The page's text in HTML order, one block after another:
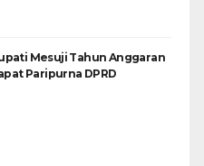
Mesuji Tahun Anggaran
Paripurna DPRD